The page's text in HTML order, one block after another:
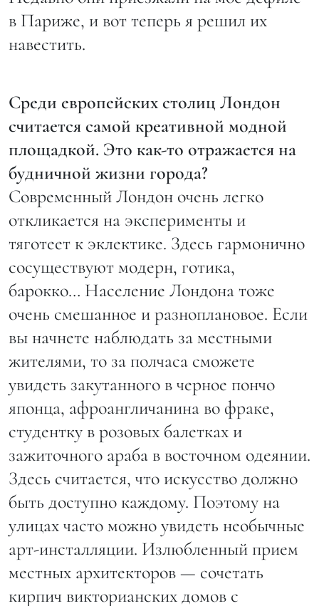
в Париже, и вот теперь я решил их
навестить.
Среди европейских столиц Лондон
считается самой креативной модной
площадкой. Это как-то отражается на
будничной жизни города?
Современный Лондон очень легко
откликается на эксперименты и
тяготеет к эклектике. Здесь гармонично
сосуществуют модерн, готика,
барокко… Население Лондона тоже
очень смешанное и разноплановое. Если
вы начнете наблюдать за местными
жителями, то за полчаса сможете
увидеть закутанного в черное пончо
японца, афроангличанина во фраке,
студентку в розовых балетках и
зажиточного араба в восточном одеянии.
Здесь считается, что искусство должно
быть доступно каждому. Поэтому на
улицах часто можно увидеть необычные
арт-инсталляции. Излюбленный прием
местных архитекторов — сочетать
кирпич викторианских домов с